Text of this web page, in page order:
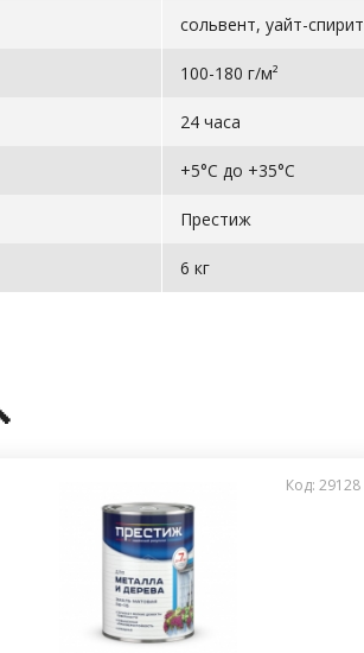
сольвент, уайт-спирит
100-180 г/м²
24 часа
+5°С до +35°С
Престиж
6 кг
Код: 29128